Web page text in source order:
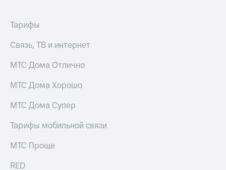
Тарифы
Связь, ТВ и интернет
МТС Дома Отлично
МТС Дома Хорошо
МТС Дома Супер
Тарифы мобильной связи
МТС Проще
RED